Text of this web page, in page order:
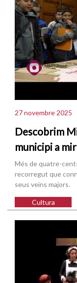
27 novembre 2025
Descobrim
municipi a
Més de quatre-
recorregut que
seus veïns majors.
Cultura